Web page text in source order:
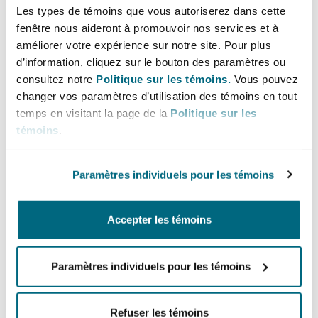
Les types de témoins que vous autoriserez dans cette
fenêtre nous aideront à promouvoir nos services et à
améliorer votre expérience sur notre site. Pour plus
d’information, cliquez sur le bouton des paramètres ou
consultez notre Politique sur les témoins. Vous pouvez
changer vos paramètres d’utilisation des témoins en tout
temps en visitant la page de la Politique sur les
témoins
Paramètres individuels pour les témoins
Accepter les témoins
Paramètres individuels pour les témoins
Refuser les témoins
Entretien, réparation et
Droit aérien commercial
Satellites et espace
Couverture d’assurance
Droit maritime
Risques politiques et crédit
produits
Assurance biens
Jersey
County
The St Botolph Building
Bulletins
Lignes directes
+1 514 687-7604
laurent.lacas@clydeco.ca
Montréal
Régions couvertes